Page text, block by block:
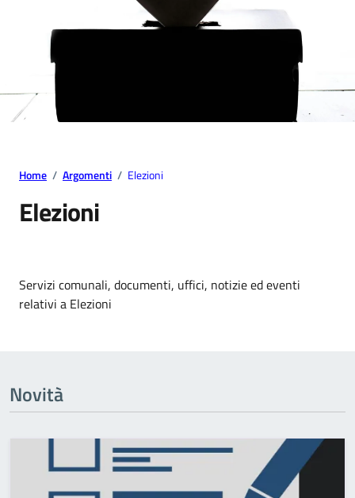
Home / Argomenti / Elezioni
Elezioni
Servizi comunali, documenti, uffici, notizie ed eventi
relativi a Elezioni
Novità